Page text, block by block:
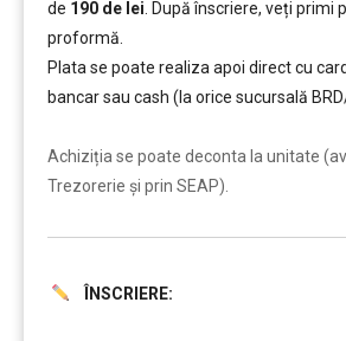
de 190 de lei . După înscriere, veți
proformă.
Plata se poate realiza apoi direct cu
bancar sau cash (la orice sucursală
Achiziția se poate deconta la unitate
Trezorerie și prin SEAP).
ÎNSCRIERE: